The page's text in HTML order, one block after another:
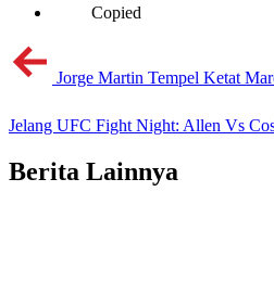
Copied
Jorge Martin Tempel Ketat
Jelang UFC Fight Night: Allen Vs
Berita Lainnya